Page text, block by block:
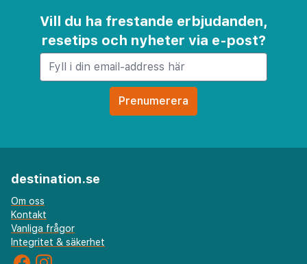
Vill du ha frestande erbjudanden,
resetips och nyheter via e-post?
destination.se
Om oss
Kontakt
Vanliga frågor
Integritet & säkerhet